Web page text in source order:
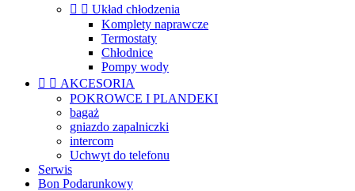
  Układ chłodzenia
Komplety naprawcze
Termostaty
Chłodnice
Pompy wody
  AKCESORIA
POKROWCE I PLANDEKI
bagaż
gniazdo zapalniczki
intercom
Uchwyt do telefonu
Serwis
Bon Podarunkowy